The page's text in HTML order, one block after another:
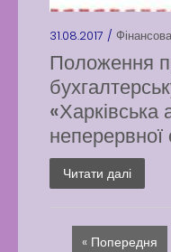
31.08.2017 /
Положення
«Харківська
неперервної
Читати далі
« Попередня